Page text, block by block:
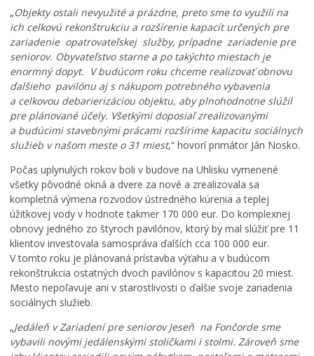
„Objekty ostali nevyužité a prázdne, preto sme to využili na
ich celkovú rekonštrukciu a rozšírenie kapacít určených pre
zariadenie opatrovateľskej služby, prípadne zariadenie pre
seniorov. Obyvateľstvo starne a po takýchto miestach je
enormný dopyt. V budúcom roku chceme realizovať obnovu
ďalšieho pavilónu aj s nákupom potrebného vybavenia
a celkovou debarierizáciou objektu, aby plnohodnotne slúžil
pre plánované účely. Všetkými doposiaľ zrealizovanými
a budúcimi stavebnými prácami rozšírime kapacitu sociálnych
služieb v našom meste o 31 miest,“ hovorí primátor Ján Nosko.
Počas uplynulých rokov boli v budove na Uhlisku vymenené
všetky pôvodné okná a dvere za nové a zrealizovala sa
kompletná výmena rozvodov ústredného kúrenia a teplej
úžitkovej vody v hodnote takmer 170 000 eur. Do komplexnej
obnovy jedného zo štyroch pavilónov, ktorý by mal slúžiť pre 11
klientov investovala samospráva ďalších cca 100 000 eur.
V tomto roku je plánovaná prístavba výťahu a v budúcom
rekonštrukcia ostatných dvoch pavilónov s kapacitou 20 miest.
Mesto nepoľavuje ani v starostlivosti o ďalšie svoje zariadenia
sociálnych služieb.
„Jedáleň v Zariadení pre seniorov Jeseň na Fončorde sme
vybavili novými jedálenskými stoličkami i stolmi. Zároveň sme
P
o
z
v
á
n
k
a
n
M
e
a
n
e
j
š
k
ô
l
k
e
r
i
P
r
a
h
e
u
ž
r
a
s
t
ú